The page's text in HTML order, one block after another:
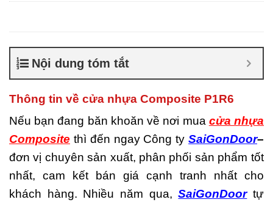
nhiêu
là gì,
TPHCM,Cửa nhựa gỗ
Đánh giá cửa nhựa
composite
Địa chỉ bán cửa
Nhược điểm của nhựa
composite
Nơi bán cửa
nhựa Composite,
cửa nhựa Composite uy tín
Sản xuất cửa nhựa
Nội dung tóm tắt
Thông tin về cửa nhựa Composite P1R6
Nếu bạn đang băn khoăn về nơi mua cửa nhựa
Composite thì đến ngay Công ty SaiGonDoor–
đơn vị chuyên sản xuất, phân phối sản phẩm tốt
nhất, cam kết bán giá cạnh tranh nhất cho
khách hàng. Nhiều năm qua,SaiGonDoortự